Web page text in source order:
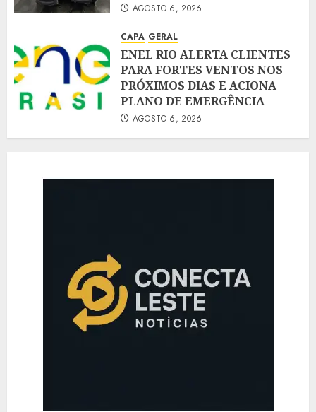
AGOSTO 6, 2026
CAPA GERAL
ENEL RIO ALERTA CLIENTES
PARA FORTES VENTOS NOS
PRÓXIMOS DIAS E ACIONA
PLANO DE EMERGÊNCIA
AGOSTO 6, 2026